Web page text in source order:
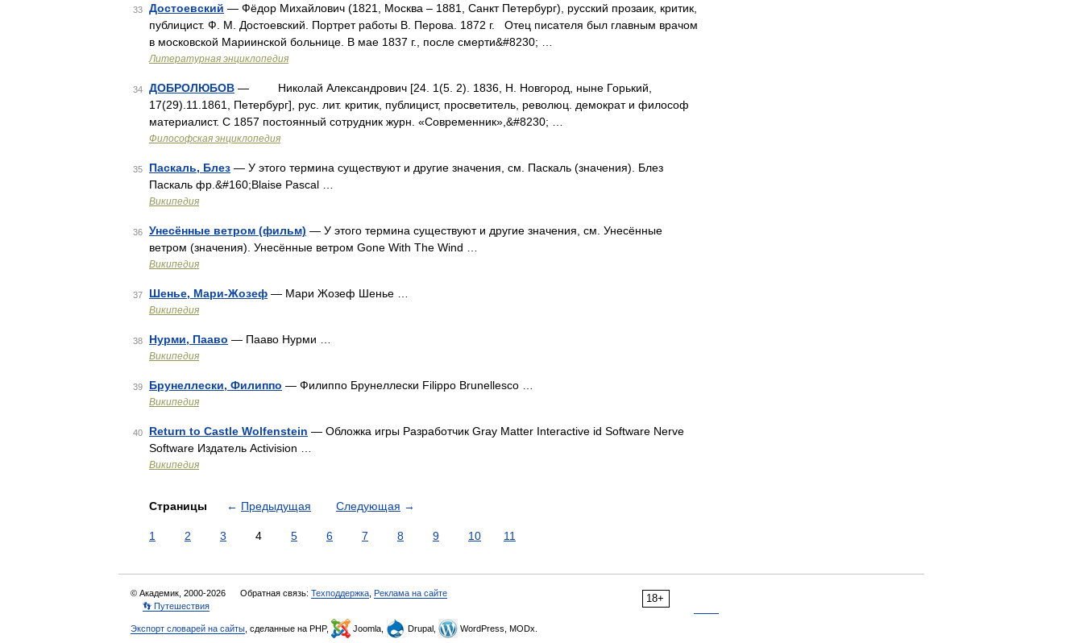
33 Достоевский — Фёдор Михайлович (1821, Москва – 1881, Санкт Петербург), русский прозаик, критик,
публицист. Ф. М. Достоевский. Портрет работы В. Перова. 1872 г. Отец писателя был главным врачом
в московской Мариинской больнице. В мае 1837 г., после смерти&#8230; …
Литературная энциклопедия
34 ДОБРОЛЮБОВ — Николай Александрович [24. 1(5. 2). 1836, Н. Новгород, ныне Горький,
17(29).11.1861, Петербург], рус. лит. критик, публицист, просветитель, революц. демократ и философ
материалист. С 1857 постоянный сотрудник журн. «Современник»,&#8230; …
Философская энциклопедия
35 Паскаль, Блез — У этого термина существуют и другие значения, см. Паскаль (значения). Блез
Паскаль фр.&#160;Blaise Pascal …
Википедия
36 Унесённые ветром (фильм) — У этого термина существуют и другие значения, см. Унесённые
ветром (значения). Унесённые ветром Gone With The Wind …
Википедия
37 Шенье, Мари-Жозеф — Мари Жозеф Шенье …
Википедия
38 Нурми, Пааво — Пааво Нурми …
Википедия
39 Брунеллески, Филиппо — Филиппо Брунеллески Filippo Brunellesco …
Википедия
40 Return to Castle Wolfenstein — Обложка игры Разработчик Gray Matter Interactive id Software Nerve
Software Издатель Activision …
Википедия
Страницы ← Предыдущая Следующая →
1 2 3 4 5 6 7 8 9 10 11
18+
© Академик, 2000-2026 Обратная связь: Техподдержка Реклама на сайте
👣 Путешествия
Экспорт словарей на сайты , сделанные на PHP, Joomla, Drupal, WordPress, MODx.